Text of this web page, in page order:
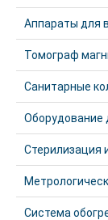
Аппараты для
Томограф
Санитарные
Оборудование
Стерилизация
Система